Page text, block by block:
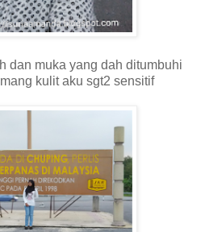
dan muka yang dah ditumbuhi
kulit aku sgt2 sensitif